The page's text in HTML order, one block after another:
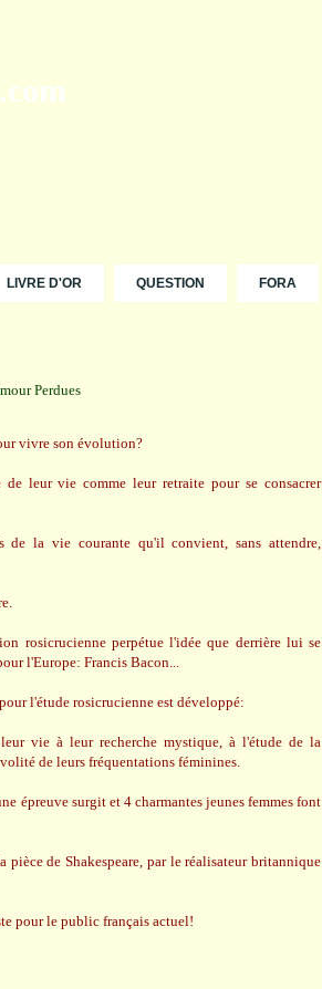
LIVRE D'OR QUESTION FORA
vivre son évolution?
leur vie comme leur retraite pour se consacrer
la vie courante qu'il convient, sans attendre,
rosicrucienne perpétue l'idée que derrière lui se
l'Europe: Francis Bacon...
l'étude rosicrucienne est développé:
vie à leur recherche mystique, à l'étude de la
de leurs fréquentations féminines.
épreuve surgit et 4 charmantes jeunes femmes font
pièce de Shakespeare, par le réalisateur britannique
pour le public français actuel!